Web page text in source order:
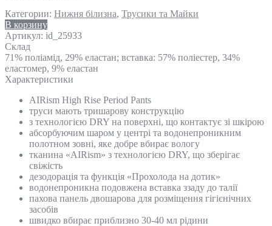
Категории: Нижня білизна, Трусики та Майки
В корзину
Артикул: id_25933
Склад
71% поліамід, 29% еластан; вставка: 57% поліестер, 34%
еластомер, 9% еластан
Характеристики
AIRism High Rise Period Pants
труси мають тришарову конструкцію
з технологією DRY на поверхні, що контактує зі шкірою
абсорбуючим шаром у центрі та водонепроникним
полотном зовні, яке добре вбирає вологу
тканина «AIRism» з технологією DRY, що зберігає
свіжість
дезодорація та функція «Прохолода на дотик»
водонепроникна подовжена вставка ззаду до талії
пахова панель двошарова для розміщення гігієнічних
засобів
швидко вбирає приблизно 30-40 мл рідини